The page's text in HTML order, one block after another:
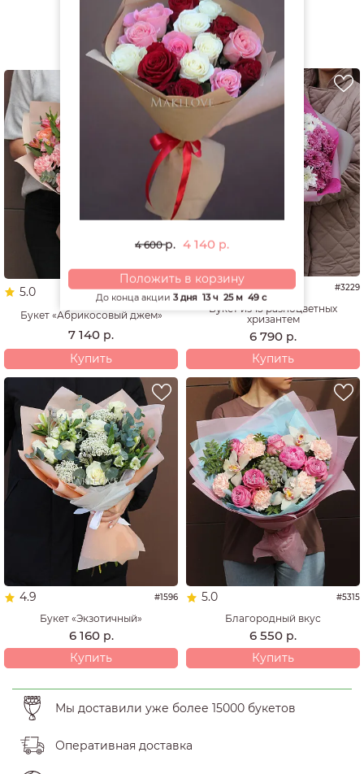
РЕКОМЕНДУЕМ
5.0 #3462
Букет «Абрикосовый джем»
7 140 р.
Купить
4.9 #3229
Букет из 15 разноцветных
хризантем
6 790 р.
Купить
4.9 #1596
Букет «Экзотичный»
6 160 р.
Купить
5.0 #5315
Благородный вкус
6 550 р.
Купить
Мы доставили уже более 15000 букетов
Оперативная доставка
4 600р. 4 140 р.
Положить в корзину
До конца акции 3 дня 13 ч 25 м 48 с